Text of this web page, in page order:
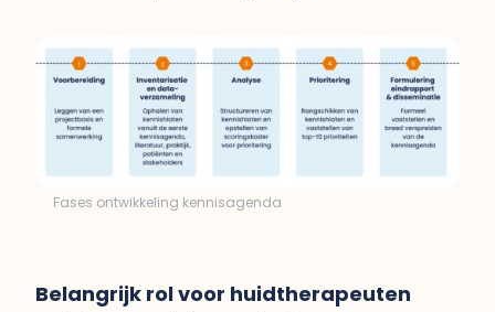
Fases ontwikkeling kennisagenda
Belangrijk rol voor huidtherapeuten